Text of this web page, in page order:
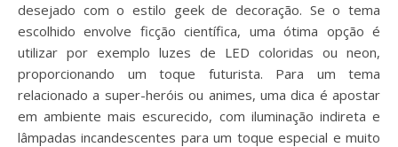
desejado com o estilo geek de decoração. Se o tema
escolhido envolve ficção científica, uma ótima opção é
utilizar por exemplo luzes de LED coloridas ou neon,
proporcionando um toque futurista. Para um tema
relacionado a super-heróis ou animes, uma dica é apostar
em ambiente mais escurecido, com iluminação indireta e
lâmpadas incandescentes para um toque especial e muito